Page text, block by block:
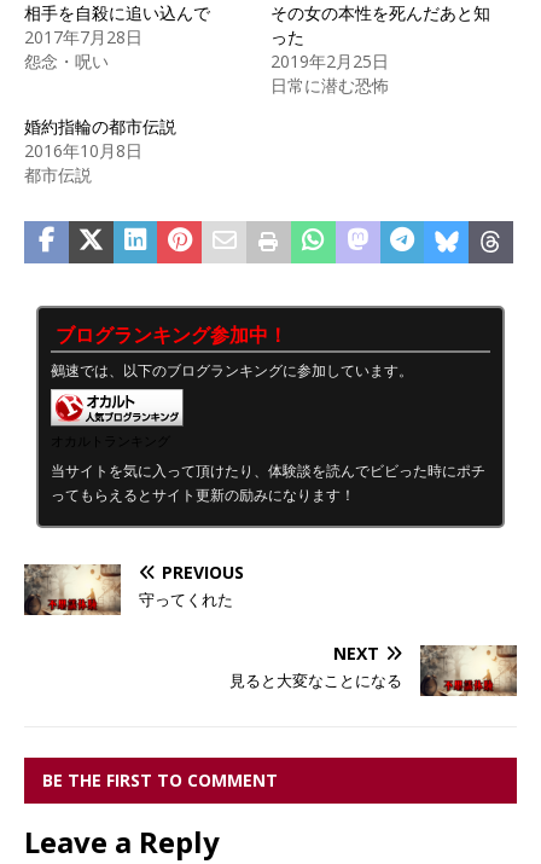
相手を自殺に追い込んで
2017年7月28日
怨念・呪い
その女の本性を死んだあと知
った
2019年2月25日
日常に潜む恐怖
婚約指輪の都市伝説
2016年10月8日
都市伝説
ブログランキング参加中！
鵺速では、以下のブログランキングに参加しています。
当サイトを気に入って頂けたり、体験談を読んでビビった時にポチ
ってもらえるとサイト更新の励みになります！
PREVIOUS
守ってくれた
NEXT
見ると大変なことになる
BE THE FIRST TO COMMENT
Leave a Reply